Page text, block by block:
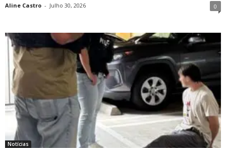
Aline Castro - Julho 30, 2026 0
Notícias